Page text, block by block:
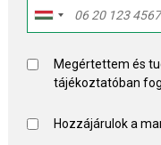
Megértettem és
tájékoztatóban
Hozzájárulok a